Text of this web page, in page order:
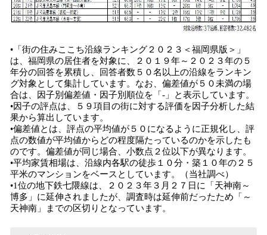
•「街の住みここち沿線ランキング２０２３＜福岡県版＞」
は、福岡県の居住者を対象に、２０１９年～２０２３年の５
年分の回答を累積し、回答者数５０名以上の沿線をランキン
グ対象として集計しています。なお、偏差値が５０未満の場
合は、因子別偏差値・因子別順位を「-」と表示しています。
•因子の評点は、５９項目の街に対する評価を因子分析した結
果から算出しています。
•偏差値とは、評点の平均値が５０になるように正規化し、評
点の数値が平均値からどの程度隔たっているのかを示したも
のです。偏差値が同じ場合、小数点２位以下が異なります。
•平均家賃相場は、沿線内各駅の徒歩１０分・築１０年の２５
平米のマンションをベースとしています。（当社調べ）
•1位の地下鉄七隈線は、２０２３年３月２７日に「天神南～
博多」に延伸されましたが、調査時は延伸前だったため「～
天神南」までの区切りとなっています。